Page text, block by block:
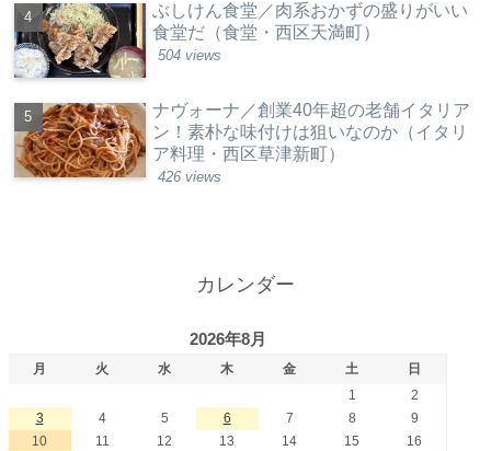
ぶしけん食堂／肉系おかずの盛りがいい
食堂だ（食堂・西区天満町）
504 views
ナヴォーナ／創業40年超の老舗イタリア
ン！素朴な味付けは狙いなのか（イタリ
ア料理・西区草津新町）
426 views
カレンダー
2026年8月
月 火 水 木 金 土
日
1
2
3
4 5 6 7 8
9
10
11 12 13 14 15
16